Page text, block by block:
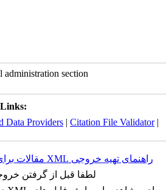
administration section
Data Providers | Citation File Validator|
راهنمای تهیه خروجی XML مقالات برای ثبت در نمایه هایی مثل ISC، DOAJ یا Index Cpoernicus
لطفا قبل از گرفتن